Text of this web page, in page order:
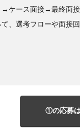
→ケース面接→最終面接
、選考フローや面接回
①の応募